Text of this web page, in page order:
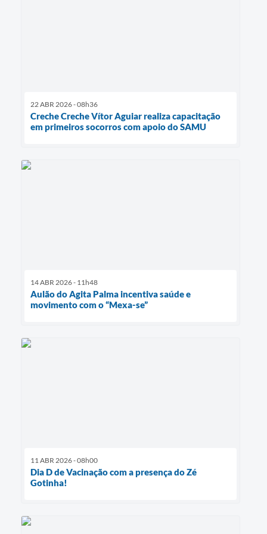
22 ABR 2026 - 08h36
Creche Creche Vítor Aguiar realiza capacitação
em primeiros socorros com apoio do SAMU
14 ABR 2026 - 11h48
Aulão do Agita Palma incentiva saúde e
movimento com o “Mexa-se”
11 ABR 2026 - 08h00
Dia D de Vacinação com a presença do Zé
Gotinha!